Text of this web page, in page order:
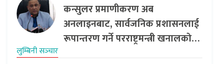
कन्सुलर प्रमाणीकरण अब
अनलाइनबाट, सार्वजनिक प्रशासनलाई
रूपान्तरण गर्ने परराष्ट्रमन्त्री खनालको…
लुम्बिनी सञ्‍चार